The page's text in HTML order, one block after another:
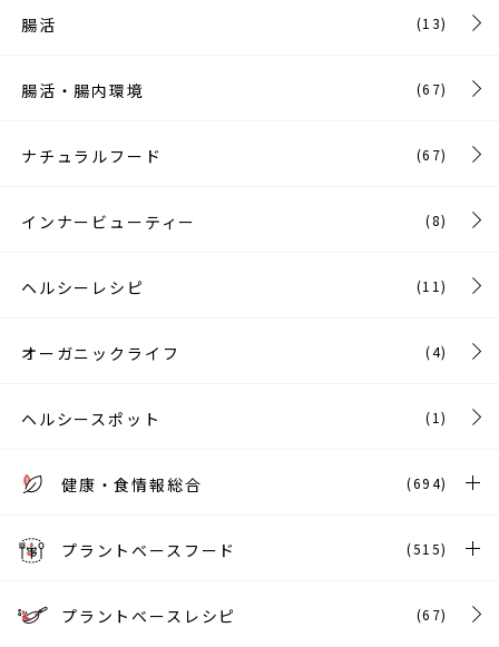
腸活 (13)
腸活・腸内環境 (67)
ナチュラルフード (67)
インナービューティー (8)
ヘルシーレシピ (11)
オーガニックライフ (4)
ヘルシースポット (1)
健康・食情報総合 (694)
プラントベースフード (515)
プラントベースレシピ (67)